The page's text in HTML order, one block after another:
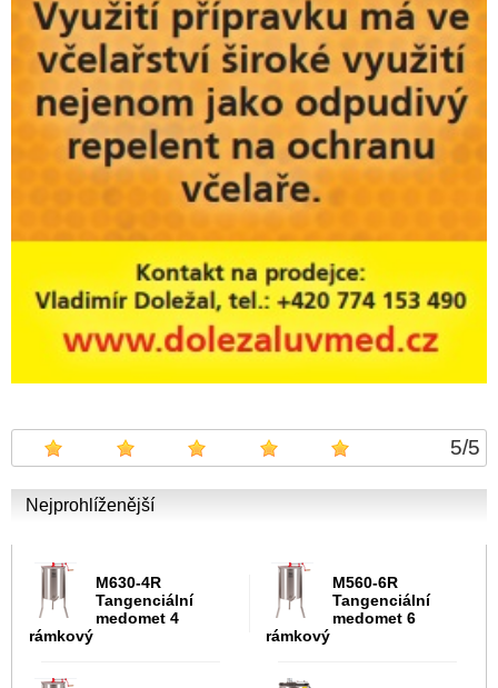
5/5
Nejprohlíženější
M630-4R
Tangenciální
medomet 4
rámkový
M560-6R
Tangenciální
medomet 6
rámkový